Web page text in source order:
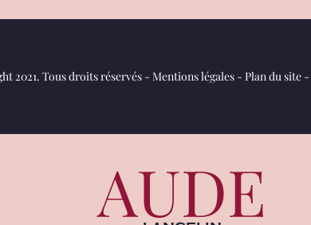
2021. Tous droits réservés - Mentions légales- Plan du site-